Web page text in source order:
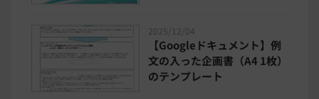
2025/12/04
【Googleドキュメント】例
文の入った企画書（A4 1枚）
のテンプレート